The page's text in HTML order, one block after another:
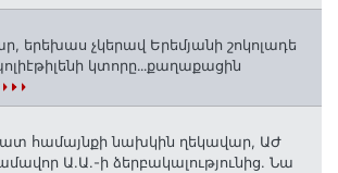
չկերավ Երեմյանի շոկոլադե
կտորը․․․քաղաքացին
համայնքի նախկին ղեկավար, ԱԺ
Ա.Ա.-ի ձերբակալությունից. Նա